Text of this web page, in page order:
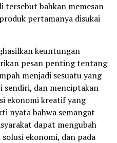
tersebut bahkan memesan
pertamanya disukai
keuntungan
pesan penting tentang
menjadi sesuatu yang
sendiri, dan menciptakan
ekonomi kreatif yang
nyata bahwa semangat
dapat mengubah
ekonomi, dan pada